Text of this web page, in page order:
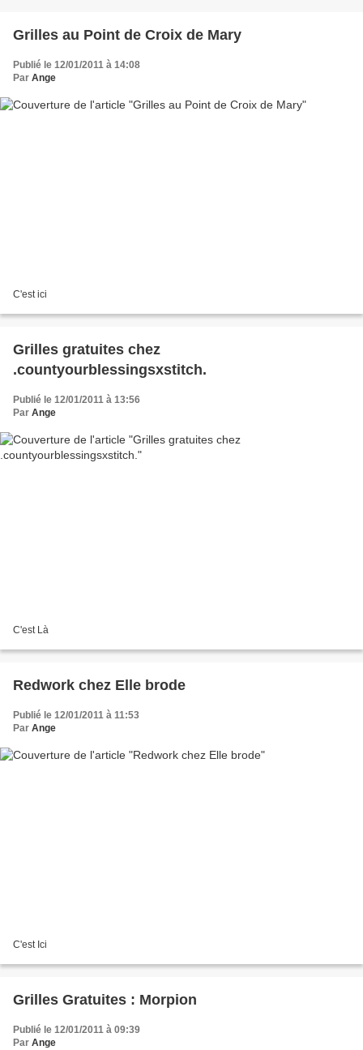
Grilles au Point de Croix de Mary
Publié le 12/01/2011 à 14:08
Par Ange
C'est ici
Grilles gratuites chez
.countyourblessingsxstitch.
Publié le 12/01/2011 à 13:56
Par Ange
C'est Là
Redwork chez Elle brode
Publié le 12/01/2011 à 11:53
Par Ange
C'est Ici
Grilles Gratuites : Morpion
Publié le 12/01/2011 à 09:39
Par Ange